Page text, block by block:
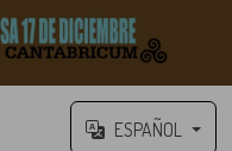
ESPAÑOL